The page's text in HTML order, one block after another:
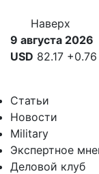
Наверх
9 августа 2026
USD 82.17 +0.76
Статьи
Новости
Military
Экспертное
Деловой клуб